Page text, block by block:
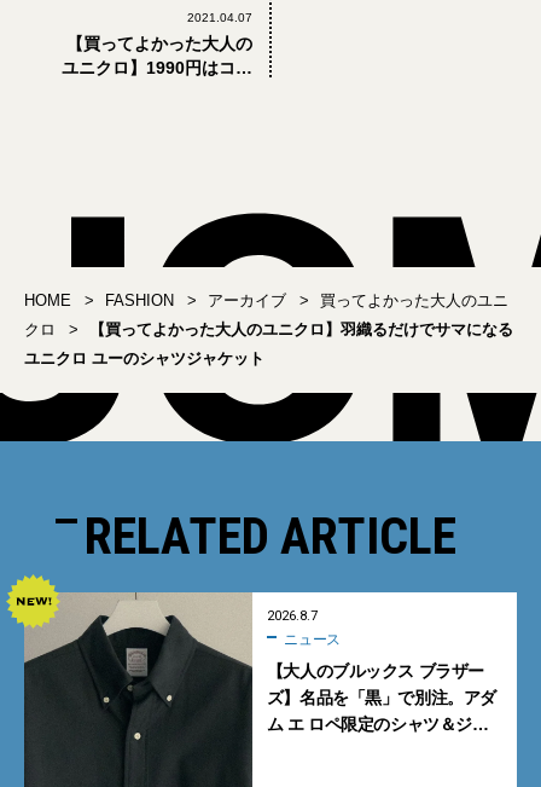
2021.04.07
【買ってよかった大人の
ユニクロ】1990円はコス
HOME FASHION アーカイブ
買ってよかった大人のユニ
クロ
【買ってよかった大人のユニクロ】羽織るだけでサマになる
ユニクロ ユーのシャツジャケット
RELATED ARTICLE
2026.8.7
ニュース
【大人のブルックス ブラザー
ズ】名品を「黒」で別注。アダ
ム エ ロペ限定のシャツ＆ジャ